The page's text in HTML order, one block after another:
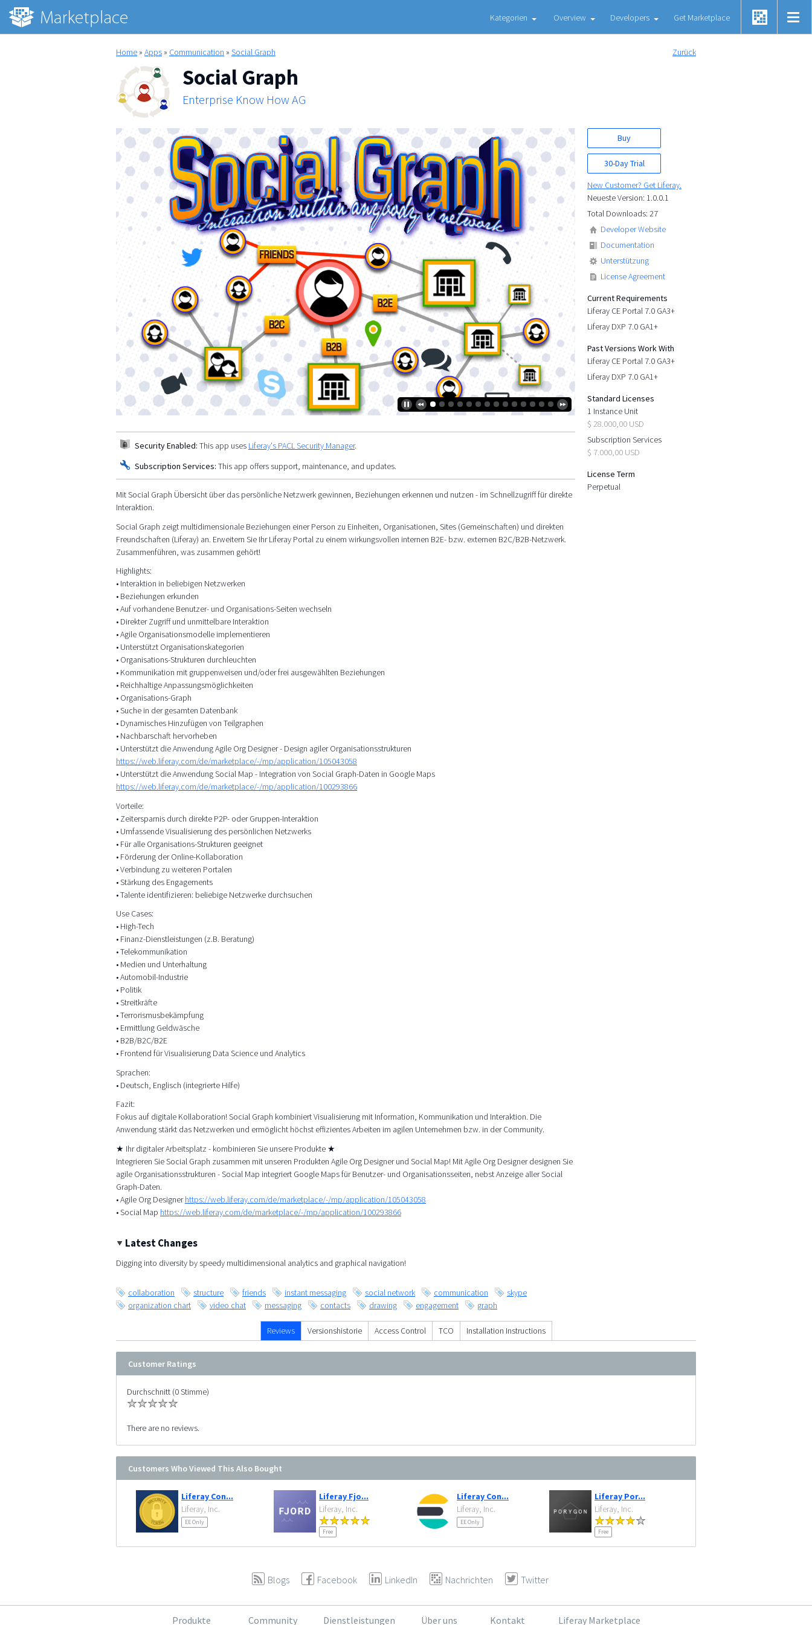
Kategorien Overview Developers Get Marketplace
Home » Apps » Communication » Social Graph Zurück
Social Graph
Enterprise Know How AG
Buy
30-Day Trial
New Customer? Get Liferay.
Neueste Version: 1.0.0.1
Total Downloads: 27
Developer Website
Documentation
Unterstützung
License Agreement
Current Requirements
Liferay CE Portal 7.0 GA3+
Liferay DXP 7.0 GA1+
Past Versions Work With
Liferay CE Portal 7.0 GA3+
Liferay DXP 7.0 GA1+
Standard Licenses
1 Instance Unit
$ 28.000,00 USD
Subscription Services
$ 7.000,00 USD
License Term
Perpetual
Security Enabled: This app uses Liferay's PACL Security Manager.
Subscription Services: This app offers support, maintenance, and updates.
Mit Social Graph Übersicht über das persönliche Netzwerk gewinnen, Beziehungen erkennen und nutzen - im Schnellzugriff für direkte
Interaktion.
Social Graph zeigt multidimensionale Beziehungen einer Person zu Einheiten, Organisationen, Sites (Gemeinschaften) und direkten
Freundschaften (Liferay) an. Erweitern Sie Ihr Liferay Portal zu einem wirkungsvollen internen B2E- bzw. externen B2C/B2B-Netzwerk.
Zusammenführen, was zusammen gehört!
Highlights:
• Interaktion in beliebigen Netzwerken
• Beziehungen erkunden
• Auf vorhandene Benutzer- und Organisations-Seiten wechseln
• Direkter Zugriff und unmittelbare Interaktion
• Agile Organisationsmodelle implementieren
• Unterstützt Organisationskategorien
• Organisations-Strukturen durchleuchten
• Kommunikation mit gruppenweisen und/oder frei ausgewählten Beziehungen
• Reichhaltige Anpassungsmöglichkeiten
• Organisations-Graph
• Suche in der gesamten Datenbank
• Dynamisches Hinzufügen von Teilgraphen
• Nachbarschaft hervorheben
• Unterstützt die Anwendung Agile Org Designer - Design agiler Organisationsstrukturen
https://web.liferay.com/de/marketplace/-/mp/application/105043058
• Unterstützt die Anwendung Social Map - Integration von Social Graph-Daten in Google Maps
https://web.liferay.com/de/marketplace/-/mp/application/100293866
Vorteile:
• Zeitersparnis durch direkte P2P- oder Gruppen-Interaktion
• Umfassende Visualisierung des persönlichen Netzwerks
• Für alle Organisations-Strukturen geeignet
• Förderung der Online-Kollaboration
• Verbindung zu weiteren Portalen
• Stärkung des Engagements
• Talente identifizieren: beliebige Netzwerke durchsuchen
Use Cases:
• High-Tech
• Finanz-Dienstleistungen (z.B. Beratung)
• Telekommunikation
• Medien und Unterhaltung
• Automobil-Industrie
• Politik
• Streitkräfte
• Terrorismusbekämpfung
• Ermittlung Geldwäsche
• B2B/B2C/B2E
• Frontend für Visualisierung Data Science und Analytics
Sprachen:
• Deutsch, Englisch (integrierte Hilfe)
Fazit:
Fokus auf digitale Kollaboration! Social Graph kombiniert Visualisierung mit Information, Kommunikation und Interaktion. Die
Anwendung stärkt das Netzwerken und ermöglicht höchst effizientes Arbeiten im agilen Unternehmen bzw. in der Community.
★ Ihr digitaler Arbeitsplatz - kombinieren Sie unsere Produkte ★
Integrieren Sie Social Graph zusammen mit unseren Produkten Agile Org Designer und Social Map! Mit Agile Org Designer designen Sie
agile Organisationsstrukturen - Social Map integriert Google Maps für Benutzer- und Organisationsseiten, nebst Anzeige aller Social
Graph-Daten.
• Agile Org Designerhttps://web.liferay.com/de/marketplace/-/mp/application/105043058
• Social Map https://web.liferay.com/de/marketplace/-/mp/application/100293866
Latest Changes
Digging into diversity by speedy multidimensional analytics and graphical navigation!
collaboration structure friends instant messaging social network communication
skype
organization chart
video chat messaging contacts drawing engagement graph
Reviews Versionshistorie Access Control TCO Installation Instructions
Customer Ratings
Durchschnitt (0 Stimme)
There are no reviews.
Customers Who Viewed This Also Bought
Liferay Con...
Liferay, Inc.
EE Only
Liferay Fjo...
Liferay, Inc.
Free
Liferay Con...
Liferay, Inc.
EE Only
Liferay Por...
Liferay, Inc.
Free
Blogs Facebook LinkedIn Nachrichten Twitter
Produkte Community Dienstleistungen Über uns Kontakt Liferay Marketplace